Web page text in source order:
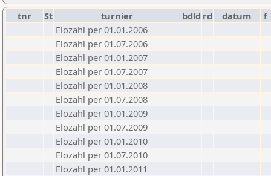
tnr St turnier bdld rd datum
f
Elozahl per 01.01.2006
Elozahl per 01.07.2006
Elozahl per 01.01.2007
Elozahl per 01.07.2007
Elozahl per 01.01.2008
Elozahl per 01.07.2008
Elozahl per 01.01.2009
Elozahl per 01.07.2009
Elozahl per 01.01.2010
Elozahl per 01.07.2010
Elozahl per 01.01.2011